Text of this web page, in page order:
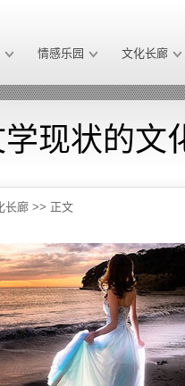
情感乐园 文化长廊
现状的文
长廊 >> 正文